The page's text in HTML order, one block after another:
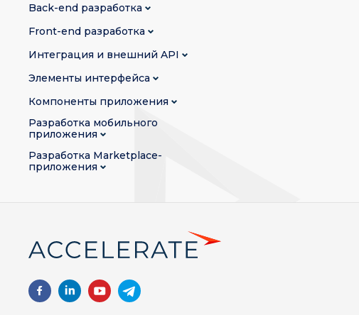
Back-end разработка
Front-end разработка
Интеграция и внешний API
Элементы интерфейса
Компоненты приложения
Разработка мобильного
приложения
Разработка Marketplace-
приложения